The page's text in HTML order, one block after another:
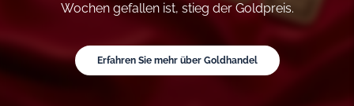
Wochen gefallen ist, stieg der Goldpreis.
Erfahren Sie mehr über Goldhandel